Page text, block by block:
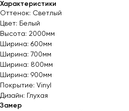
Характеристики
Оттенок: Светлый
Цвет: Белый
Высота: 2000мм
Ширина: 600мм
Ширина: 700мм
Ширина: 800мм
Ширина: 900мм
Покрытие: Vinyl
Дизайн: Глухая
Замер